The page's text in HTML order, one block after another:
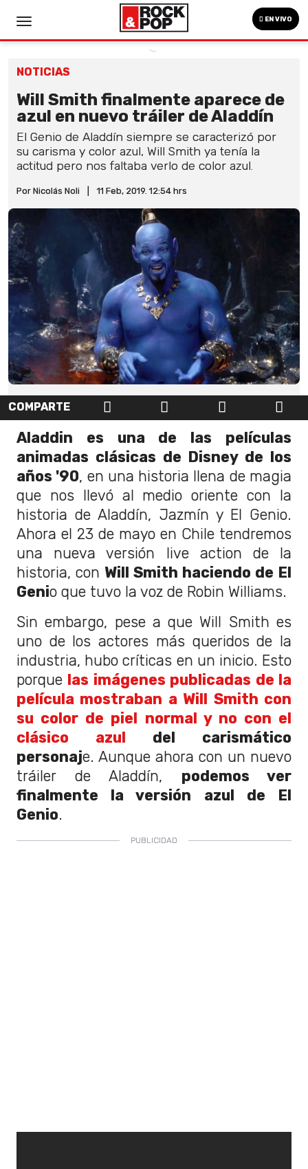
EN VIVO
NOTICIAS
Will Smith finalmente aparece de
azul en nuevo tráiler de Aladdín
El Genio de Aladdín siempre se caracterizó por
su carisma y color azul, Will Smith ya tenía la
actitud pero nos faltaba verlo de color azul.
Por Nicolás Noli 11 Feb, 2019. 12:54 hrs
COMPARTE
Aladdin es una de las películas
animadas clásicas de Disney de los
años '90, en una historia llena de magia
que nos llevó al medio oriente con la
historia de Aladdín, Jazmín y El Genio.
Ahora el 23 de mayo en Chile tendremos
una nueva versión live action de la
historia, con Will Smith haciendo de El
Genio que tuvo la voz de Robin Williams.
Sin embargo, pese a que Will Smith es
uno de los actores más queridos de la
industria, hubo críticas en un inicio. Esto
porque las imágenes publicadas de la
película mostraban a Will Smith con
su color de piel normal y no con el
clásico azul del carismático
personaje. Aunque ahora con un nuevo
tráiler de Aladdín, podemos ver
finalmente la versión azul de El
Genio.